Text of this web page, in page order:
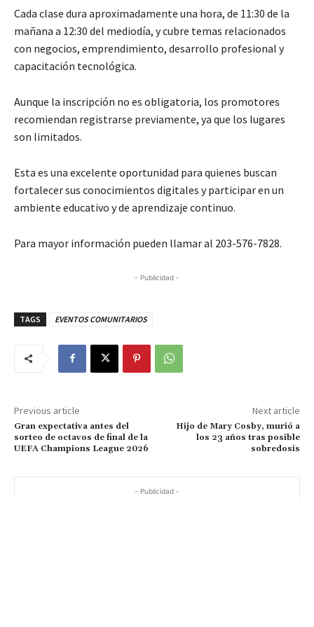
Cada clase dura aproximadamente una hora, de 11:30 de la
mañana a 12:30 del mediodía, y cubre temas relacionados
con negocios, emprendimiento, desarrollo profesional y
capacitación tecnológica.
Aunque la inscripción no es obligatoria, los promotores
recomiendan registrarse previamente, ya que los lugares
son limitados.
Esta es una excelente oportunidad para quienes buscan
fortalecer sus conocimientos digitales y participar en un
ambiente educativo y de aprendizaje continuo.
Para mayor información pueden llamar al 203-576-7828.
- Publicidad -
TAGS EVENTOS COMUNITARIOS
Previous article
Gran expectativa antes del
sorteo de octavos de final de la
UEFA Champions League 2026
Next article
Hijo de Mary Cosby, murió a
los 23 años tras posible
sobredosis
- Publicidad -